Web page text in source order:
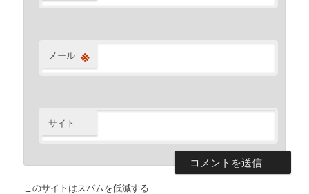
メール ※
サイト
このサイトはスパムを低減する